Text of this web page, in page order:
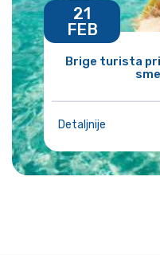
Brige turista
Detaljnije
21
FEB